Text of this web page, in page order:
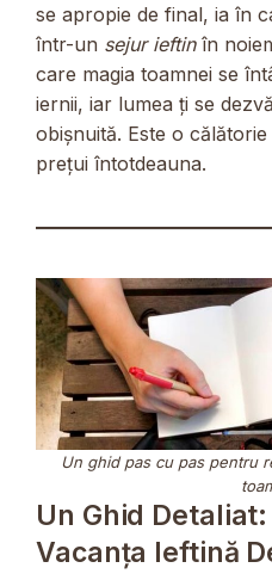
se apropie de final, ia în
într-un sejur ieftinîn
care magia toamnei se
iernii, iar lumea ți se
obișnuită. Este o
prețui întotdeauna.
Un ghid pas cu pas pentru
Un Ghid
Vacanța Ieftină